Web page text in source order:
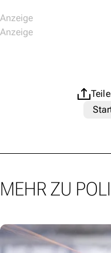
MEHR ZU